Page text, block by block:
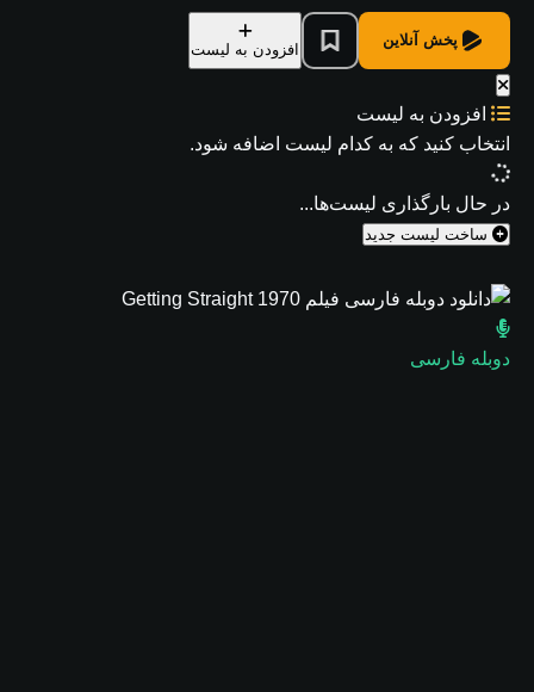
پخش آنلاین
افزودن به لیست
افزودن به لیست
انتخاب کنید که به کدام لیست اضافه شود.
در حال بارگذاری لیست‌ها...
دوبله فارسی